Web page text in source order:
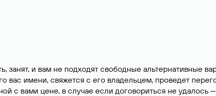
занят, и вам не подходят свободные альтернативные
вас имени, свяжется с его владельцем, проведет
с вами цене, в случае если договориться не